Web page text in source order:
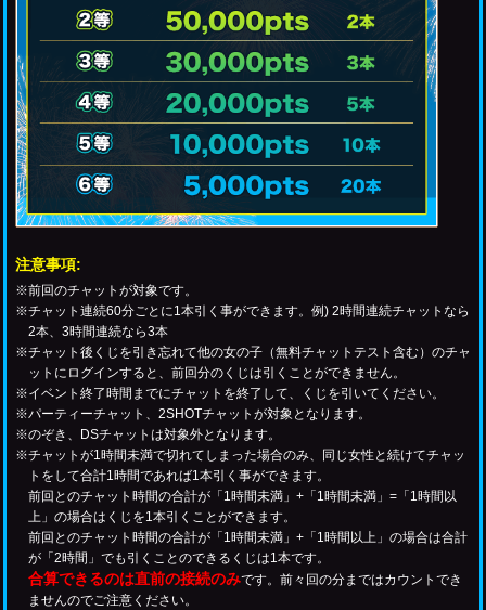
注意事項:
※前回のチャットが対象です。
※チャット連続60分ごとに1本引く事ができます。例) 2時間連続チャットなら
2本、3時間連続なら3本
※チャット後くじを引き忘れて他の女の子（無料チャットテスト含む）のチャ
ットにログインすると、前回分のくじは引くことができません。
※イベント終了時間までにチャットを終了して、くじを引いてください。
※パーティーチャット、2SHOTチャットが対象となります。
※のぞき、DSチャットは対象外となります。
※チャットが1時間未満で切れてしまった場合のみ、同じ女性と続けてチャッ
トをして合計1時間であれば1本引く事ができます。
前回とのチャット時間の合計が「1時間未満」+「1時間未満」=「1時間以
上」の場合はくじを1本引くことができます。
前回とのチャット時間の合計が「1時間未満」+「1時間以上」の場合は合計
が「2時間」でも引くことのできるくじは1本です。
合算できるのは直前の接続のみです。前々回の分まではカウントでき
ませんのでご注意ください。